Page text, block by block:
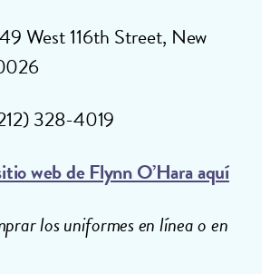
West 116th Street, New
328-4019
web de Flynn O’Hara aquí
los uniformes en línea o en